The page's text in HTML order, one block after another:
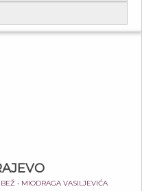
• MIODRAGA VASILJEVIĆA